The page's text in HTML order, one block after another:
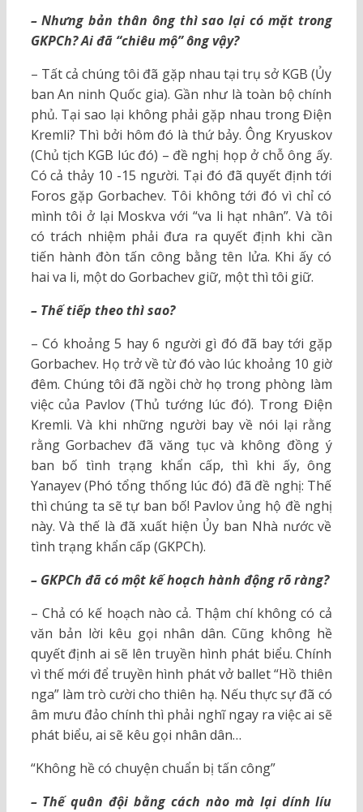
– Nhưng bản thân ông thì sao lại có mặt trong
GKPCh? Ai đã “chiêu mộ” ông vậy?
– Tất cả chúng tôi đã gặp nhau tại trụ sở KGB (Ủy
ban An ninh Quốc gia). Gần như là toàn bộ chính
phủ. Tại sao lại không phải gặp nhau trong Điện
Kremli? Thì bởi hôm đó là thứ bảy. Ông Kryuskov
(Chủ tịch KGB lúc đó) – đề nghị họp ở chỗ ông ấy.
Có cả thảy 10 -15 người. Tại đó đã quyết định tới
Foros gặp Gorbachev. Tôi không tới đó vì chỉ có
mình tôi ở lại Moskva với “va li hạt nhân”. Và tôi
có trách nhiệm phải đưa ra quyết định khi cần
tiến hành đòn tấn công bằng tên lửa. Khi ấy có
hai va li, một do Gorbachev giữ, một thì tôi giữ.
– Thế tiếp theo thì sao?
– Có khoảng 5 hay 6 người gì đó đã bay tới gặp
Gorbachev. Họ trở về từ đó vào lúc khoảng 10 giờ
đêm. Chúng tôi đã ngồi chờ họ trong phòng làm
việc của Pavlov (Thủ tướng lúc đó). Trong Điện
Kremli. Và khi những người bay về nói lại rằng
rằng Gorbachev đã văng tục và không đồng ý
ban bố tình trạng khẩn cấp, thì khi ấy, ông
Yanayev (Phó tổng thống lúc đó) đã đề nghị: Thế
thì chúng ta sẽ tự ban bố! Pavlov ủng hộ đề nghị
này. Và thế là đã xuất hiện Ủy ban Nhà nước về
tình trạng khẩn cấp (GKPCh).
– GKPCh đã có một kế hoạch hành động rõ ràng?
– Chả có kế hoạch nào cả. Thậm chí không có cả
văn bản lời kêu gọi nhân dân. Cũng không hề
quyết định ai sẽ lên truyền hình phát biểu. Chính
vì thế mới để truyền hình phát vở ballet “Hồ thiên
nga” làm trò cười cho thiên hạ. Nếu thực sự đã có
âm mưu đảo chính thì phải nghĩ ngay ra việc ai sẽ
phát biểu, ai sẽ kêu gọi nhân dân…
“Không hề có chuyện chuẩn bị tấn công”
– Thế quân đội bằng cách nào mà lại dính líu